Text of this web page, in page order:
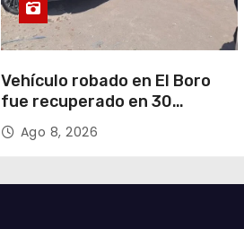
Vehículo robado en El Boro
fue recuperado en 30
minutos gracias a operativo
coordinado
Ago 8, 2026